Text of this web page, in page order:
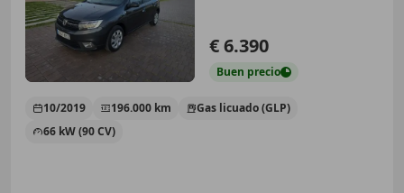
€ 6.390
Buen precio
10/2019 196.000 km
Gas licuado (GLP)
66 kW (90 CV)